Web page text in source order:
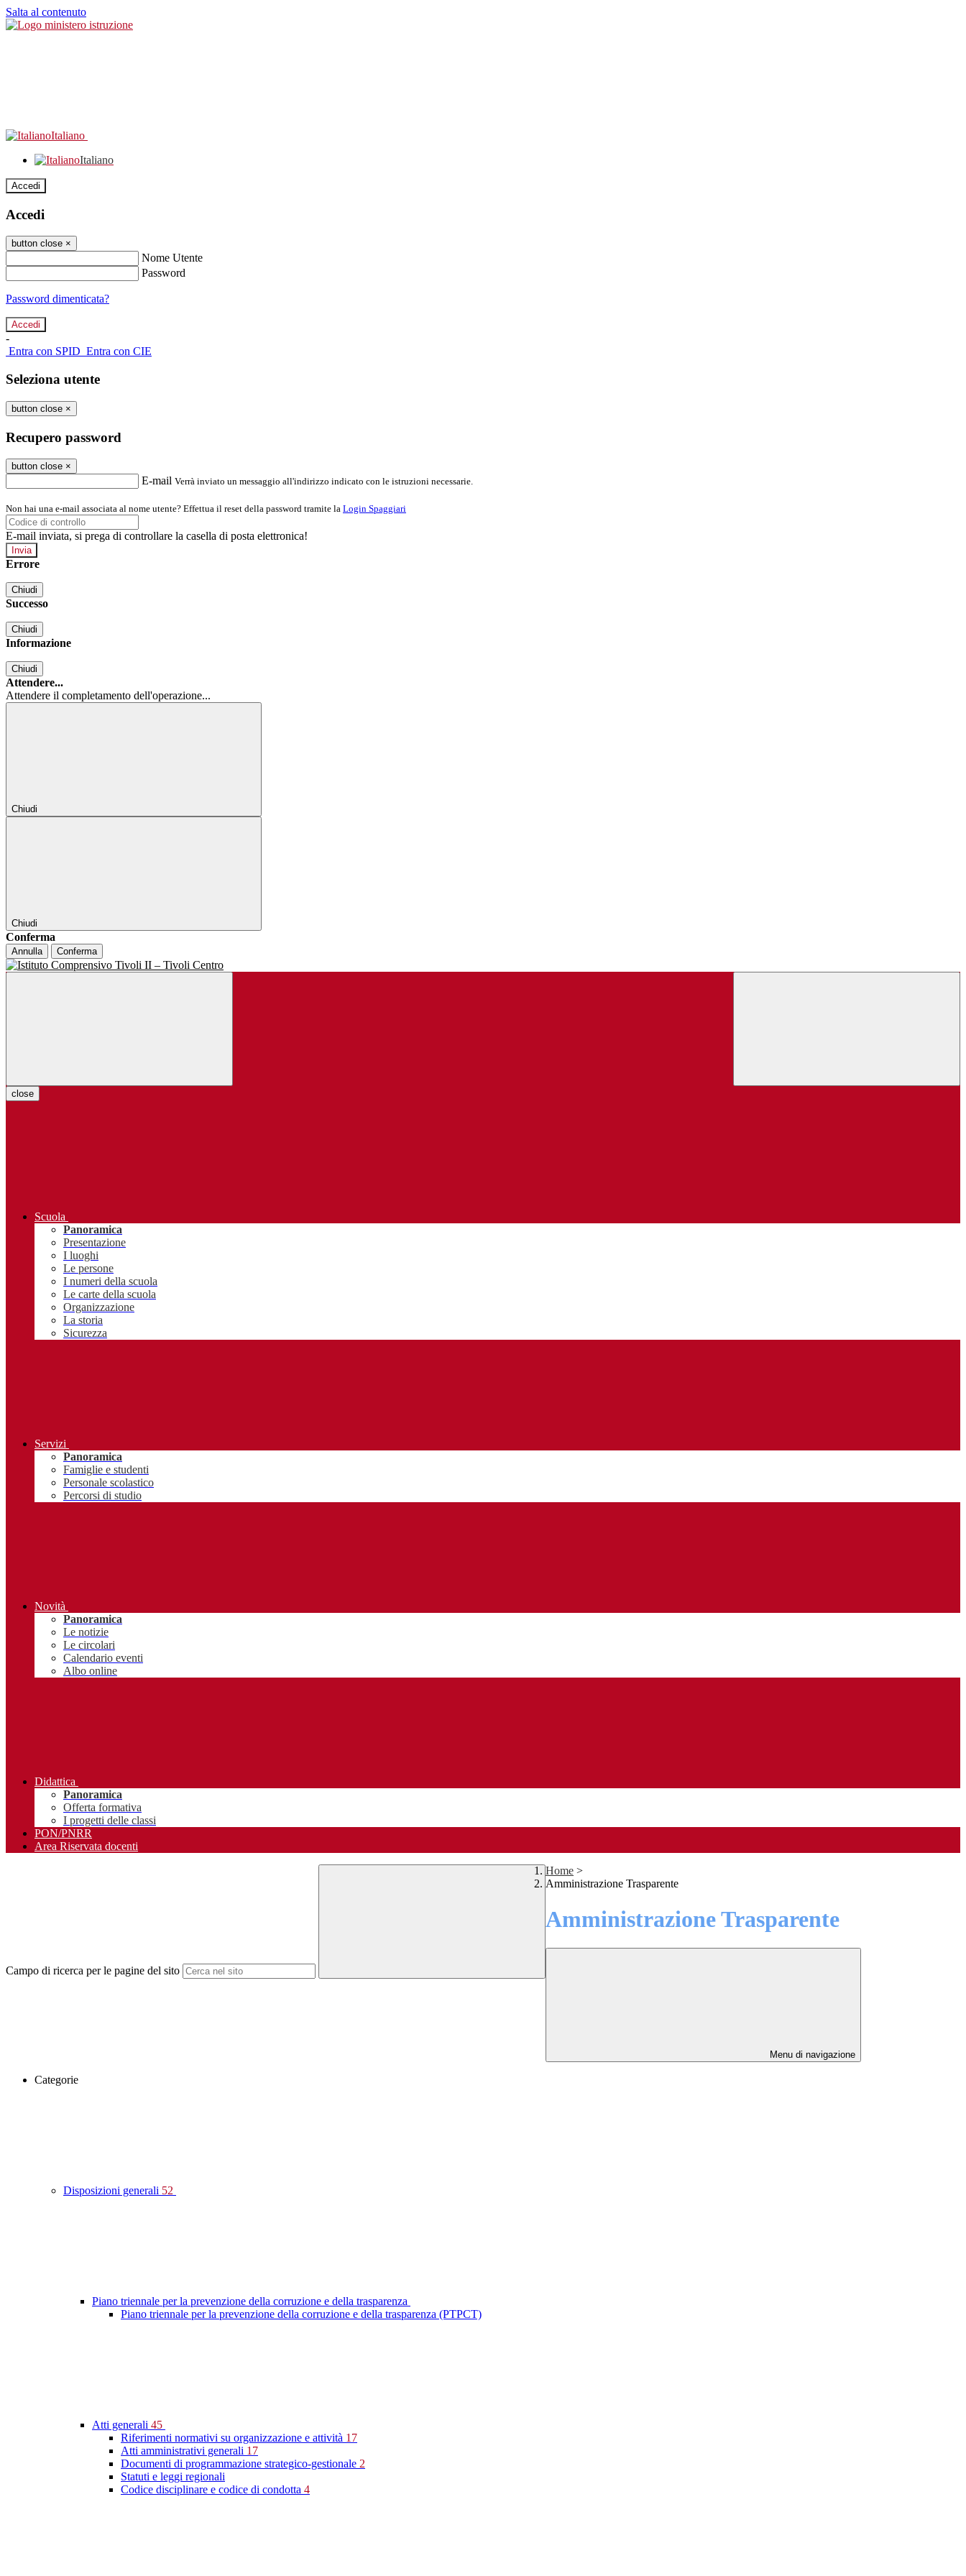
Salta al contenuto
Italiano
Italiano
Accedi
Accedi
button close ×
Nome Utente
Password
Password dimenticata?
-
Entra con SPID Entra con CIE
Seleziona utente
button close ×
Recupero password
button close ×
E-mail Verrà inviato un messaggio all'indirizzo indicato con le istruzioni necessarie.
Non hai una e-mail associata al nome utente? Effettua il reset della password tramite la Login Spaggiari
E-mail inviata, si prega di controllare la casella di posta elettronica!
Errore
Chiudi
Successo
Chiudi
Informazione
Chiudi
Attendere...
Attendere il completamento dell'operazione...
Chiudi
Chiudi
Conferma
Annulla Conferma
close
Scuola
Panoramica
Presentazione
I luoghi
Le persone
I numeri della scuola
Le carte della scuola
Organizzazione
La storia
Sicurezza
Servizi
Panoramica
Famiglie e studenti
Personale scolastico
Percorsi di studio
Novità
Panoramica
Le notizie
Le circolari
Calendario eventi
Albo online
Didattica
Panoramica
Offerta formativa
I progetti delle classi
PON/PNRR
Area Riservata docenti
Campo di ricerca per le pagine del sito
Home >
Amministrazione Trasparente
Amministrazione Trasparente
Menu di navigazione
Categorie
Disposizioni generali 52
Piano triennale per la prevenzione della corruzione e della trasparenza
Piano triennale per la prevenzione della corruzione e della trasparenza (PTPCT)
Atti generali 45
Riferimenti normativi su organizzazione e attività 17
Atti amministrativi generali 17
Documenti di programmazione strategico-gestionale 2
Statuti e leggi regionali
Codice disciplinare e codice di condotta 4